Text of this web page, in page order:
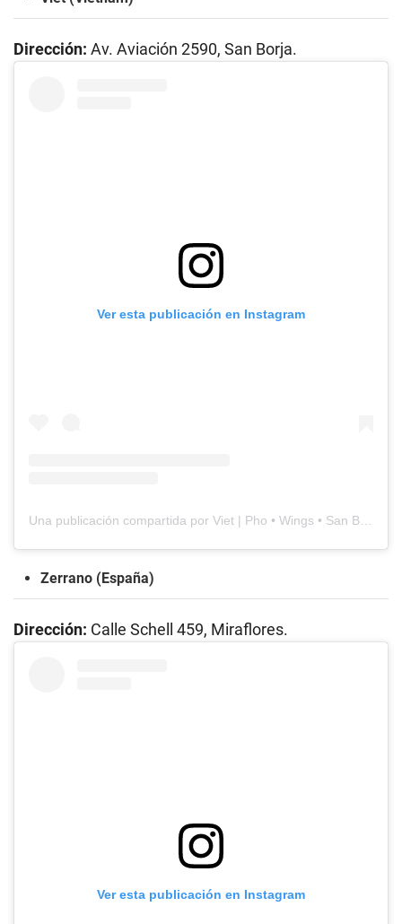
Dirección: Av. Aviación 2590, San Borja.
Ver esta publicación en Instagram
Zerrano (España)
Dirección: Calle Schell 459, Miraflores.
Ver esta publicación en Instagram